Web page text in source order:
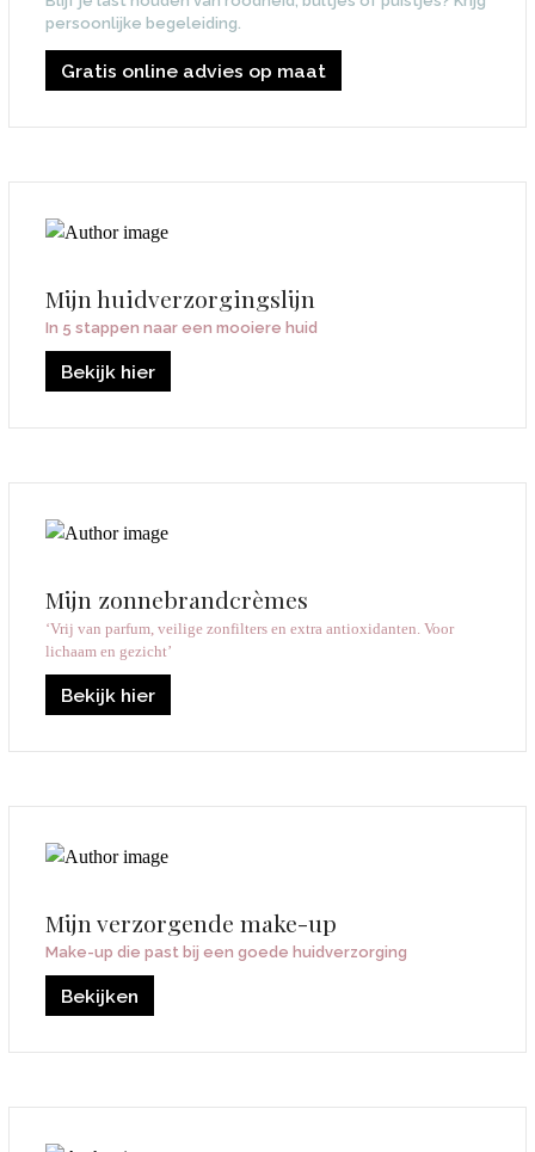
persoonlijke begeleiding.
Gratis online advies op maat
Mijn huidverzorgingslijn
In 5 stappen naar een mooiere huid
Bekijk hier
Mijn zonnebrandcrèmes
‘Vrij van parfum, veilige zonfilters en extra antioxidanten. Voor
lichaam en gezicht’
Bekijk hier
Mijn verzorgende make-up
Make-up die past bij een goede huidverzorging
Bekijken